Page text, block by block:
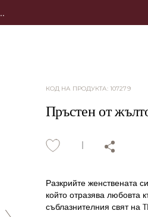
КОД НА ПРОДУКТА: 107279
Пръстен от
Разкрийте женствената
който отразява любовта
съблазнителния свят на